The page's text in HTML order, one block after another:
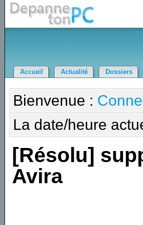
Accueil Actualité Dossiers
Bienvenue :
La date/heure
[Résolu]
Avira